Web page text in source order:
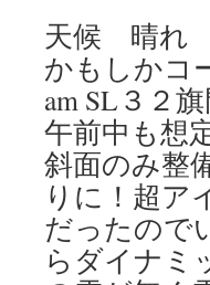
キ
ッ
プ
天候 晴れ
かもしかコ
am SL３２
午前中も想
斜面のみ整
りに！超ア
だったので
らダイナミ